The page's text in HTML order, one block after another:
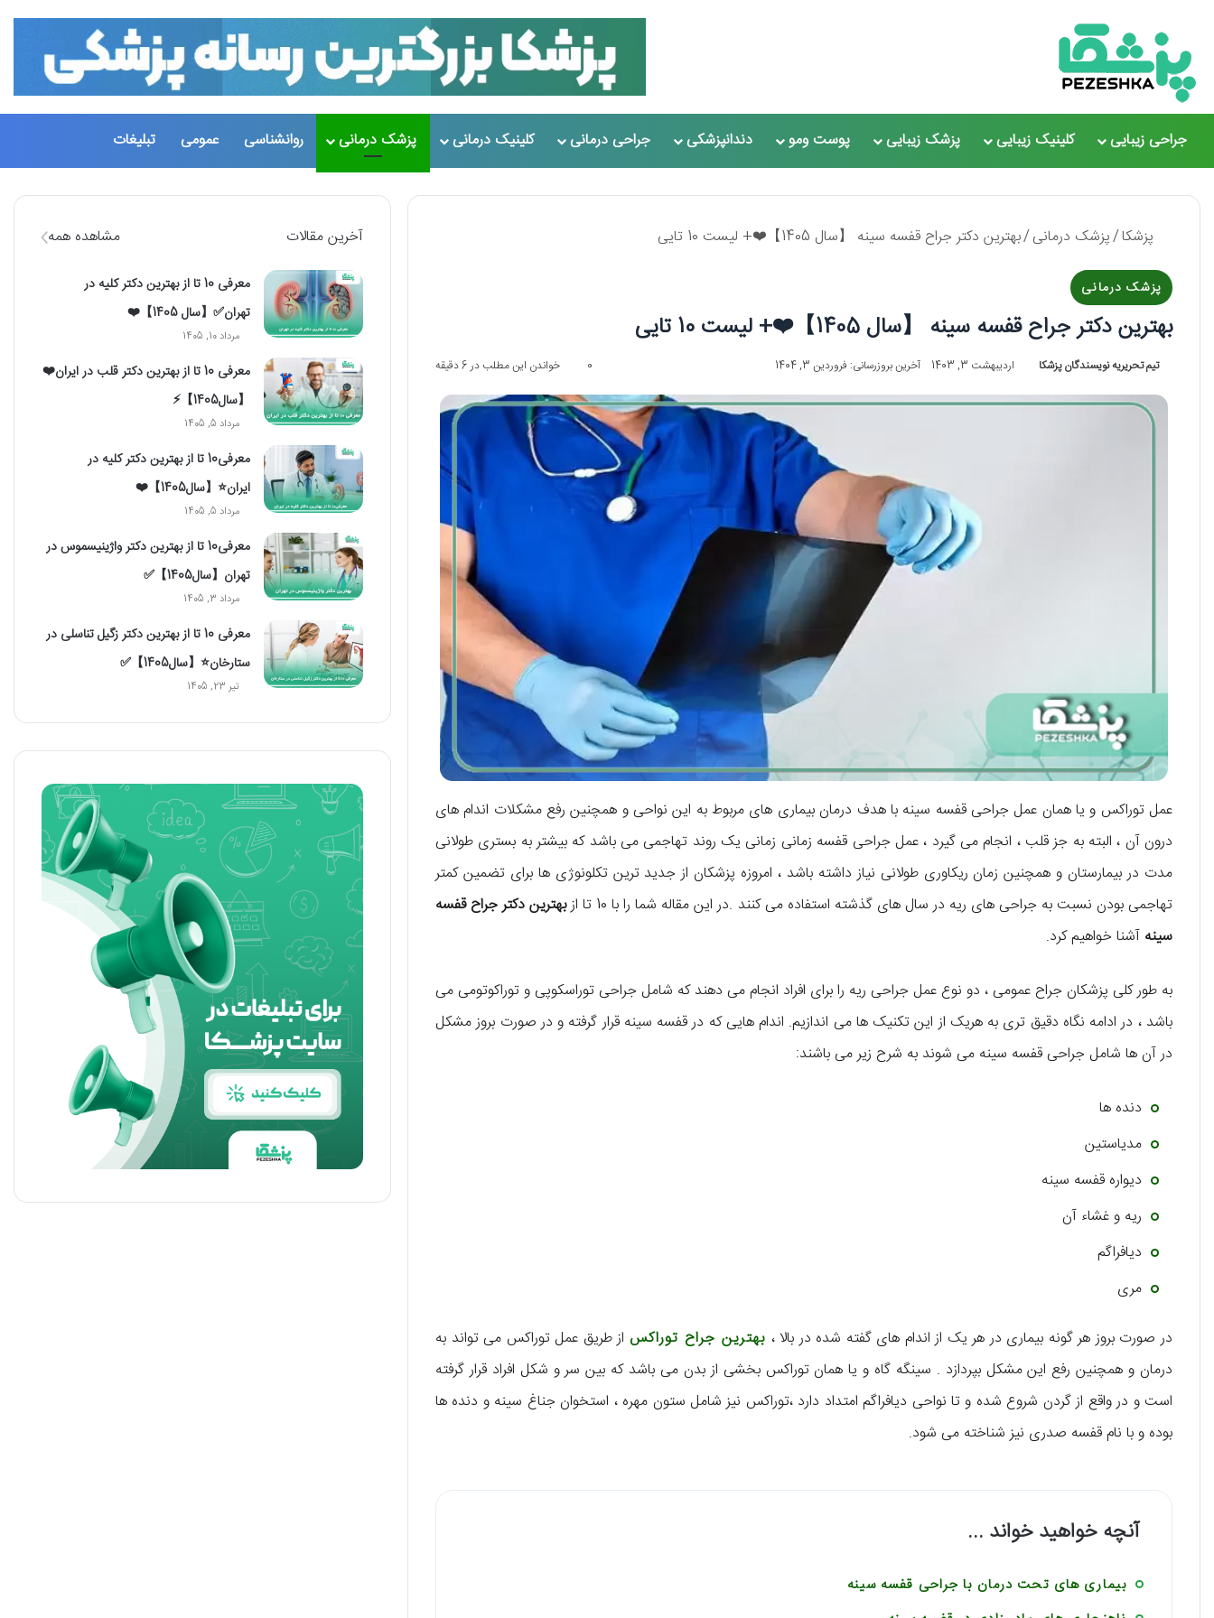
جراحی زیبایی کلینیک زیبایی پزشک زیبایی پوست ومو دندانپزشکی جراحی درمانی کلینیک درمانی پزشک درمانی روانشناسی عمومی تبلیغات
پزشکا/پزشک درمانی/بهترین دکتر جراح قفسه سینه 【سال 1405】❤️+ لیست 10 تایی
پزشک درمانی
بهترین دکتر جراح قفسه سینه 【سال 1405】❤️+ لیست 10 تایی
تیم تحریریه نویسندگان پزشکا اردیبهشت 3, 1403 آخرین بروزرسانی: فروردین 3, 1404 0 خواندن این مطلب در 6 دقیقه
عمل توراکس و یا همان عمل جراحی قفسه سینه با هدف درمان بیماری های مربوط به این نواحی و همچنین رفع مشکلات اندام های
درون آن ، البته به جز قلب ، انجام می گیرد ، عمل جراحی قفسه زمانی زمانی یک روند تهاجمی می باشد که بیشتر به بستری طولانی
مدت در بیمارستان و همچنین زمان ریکاوری طولانی نیاز داشته باشد ، امروزه پزشکان از جدید ترین تکلونوژی ها برای تضمین کمتر
تهاجمی بودن نسبت به جراحی های ریه در سال های گذشته استفاده می کنند .در این مقاله شما را با 10 تا از
بهترین دکتر جراح قفسه
سینه آشنا خواهیم کرد.
به طور کلی پزشکان جراح عمومی ، دو نوع عمل جراحی ریه را برای افراد انجام می دهند که شامل جراحی توراسکوپی و توراکوتومی می
باشد ، در ادامه نگاه دقیق تری به هریک از این تکنیک ها می اندازیم. اندام هایی که در قفسه سینه قرار گرفته و در صورت بروز مشکل
در آن ها شامل جراحی قفسه سینه می شوند به شرح زیر می باشند:
دنده ها
مدیاستین
دیواره قفسه سینه
ریه و غشاء آن
دیافراگم
مری
در صورت بروز هر گونه بیماری در هر یک از اندام های گفته شده در بالا ، بهترین جراح توراکس از طریق عمل توراکس می تواند به
درمان و همچنین رفع این مشکل بپردازد . سینگه گاه و یا همان توراکس بخشی از بدن می باشد که بین سر و شکل افراد قرار گرفته
است و در واقع از گردن شروع شده و تا نواحی دیافراگم امتداد دارد ،توراکس نیز شامل ستون مهره ، استخوان جناغ سینه و دنده ها
بوده و با نام قفسه صدری نیز شناخته می شود.
آنچه خواهید خواند ...
بیماری های تحت درمان با جراحی قفسه سینه
آخرین مقالات مشاهده همه
معرفی 10 تا از بهترین دکتر کلیه در
تهران✅【سال 1405】❤️
مرداد 10, 1405
معرفی 10 تا از بهترین دکتر قلب در ایران❤️
【سال1405】⚡️
مرداد 5, 1405
معرفی10 تا از بهترین دکتر کلیه در
ایران⭐【سال1405】❤️
مرداد 5, 1405
معرفی10 تا از بهترین دکتر واژینیسموس در
تهران【سال1405】✅
مرداد 3, 1405
معرفی 10 تا از بهترین دکتر زگیل تناسلی در
ستارخان⭐【سال1405】✅
تیر 23, 1405